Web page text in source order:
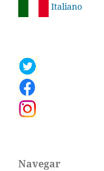
Italiano
Navegar